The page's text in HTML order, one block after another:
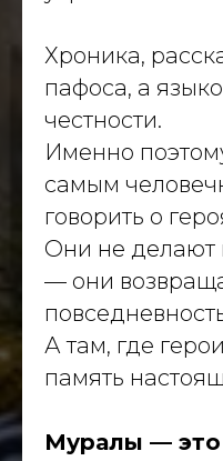
Хроника,
пафоса, а
честности.
Именно
самым
говорить о
Они не делают
— они
А там, где
память
Муралы — это
dislavart@gmail.com
Блог
© 2026 Dislav. Все права